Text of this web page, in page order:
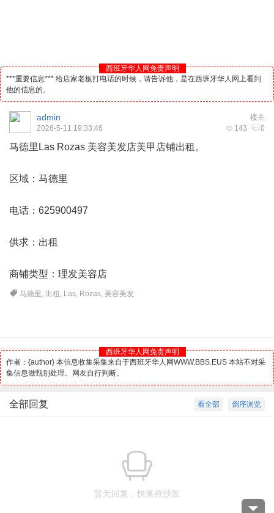
西班牙华人网免责声明
***重要信息*** 给店家老板打电话的时候，请告诉他，是在西班牙华人网上看到
他的信息的。
楼主
admin
143 0
2026-5-11 19:33:46
马德里 Las Rozas 美容美发店美甲店铺出租。
区域：马德里
电话：625900497
供求：出租
商铺类型：理发美容店
马德里 , 出租 , Las, Rozas, 美容美发
西班牙华人网免责声明
作者：{author} 本信息收集采集来自于西班牙华人网WWW.BBS.EUS 本站不对采
集信息做甄别处理。网友自行判断。
倒序浏览
看全部
全部回复
暂无回复，快来抢沙发